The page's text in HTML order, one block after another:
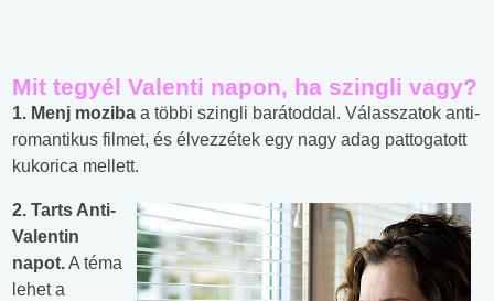
Mit tegyél Valenti napon, ha szingli vagy?
1. Menj moziba a többi szingli barátoddal. Válasszatok anti-
romantikus filmet, és élvezzétek egy nagy adag pattogatott
kukorica mellett.
2. Tarts Anti-
Valentin
napot.A téma
lehet a